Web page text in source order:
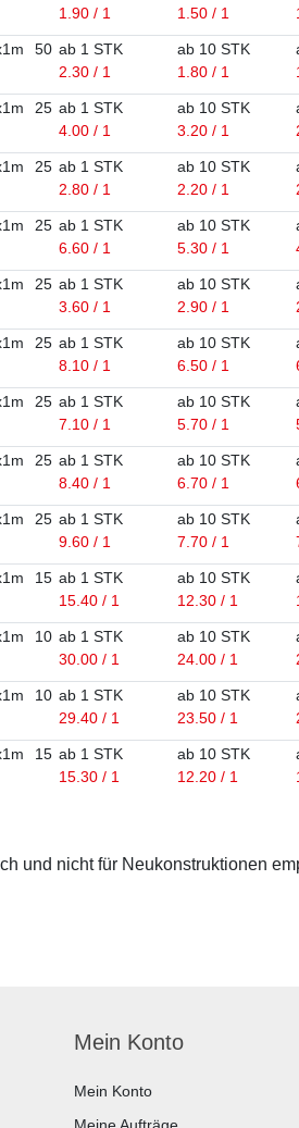
1.90 / 1
1.50 / 1
50 ab 1 STK
2.30 / 1
ab 10 STK
1.80 / 1
25 ab 1 STK
4.00 / 1
ab 10 STK
3.20 / 1
25 ab 1 STK
2.80 / 1
ab 10 STK
2.20 / 1
25 ab 1 STK
6.60 / 1
ab 10 STK
5.30 / 1
25 ab 1 STK
3.60 / 1
ab 10 STK
2.90 / 1
25 ab 1 STK
8.10 / 1
ab 10 STK
6.50 / 1
25 ab 1 STK
7.10 / 1
ab 10 STK
5.70 / 1
25 ab 1 STK
8.40 / 1
ab 10 STK
6.70 / 1
25 ab 1 STK
9.60 / 1
ab 10 STK
7.70 / 1
15 ab 1 STK
15.40 / 1
ab 10 STK
12.30 / 1
10 ab 1 STK
30.00 / 1
ab 10 STK
24.00 / 1
10 ab 1 STK
29.40 / 1
ab 10 STK
23.50 / 1
15 ab 1 STK
15.30 / 1
ab 10 STK
12.20 / 1
und nicht für Neukonstruktionen
Mein Konto
Mein Konto